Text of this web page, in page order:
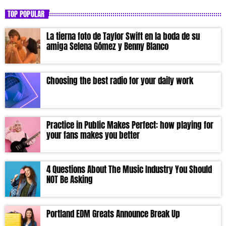
TOP POPULAR
La tierna foto de Taylor Swift en la boda de su
amiga Selena Gómez y Benny Blanco
Choosing the best radio for your daily work
Practice in Public Makes Perfect: how playing for
your fans makes you better
4 Questions About The Music Industry You Should
NOT Be Asking
Portland EDM Greats Announce Break Up